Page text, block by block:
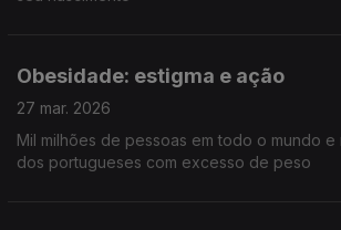
Obesidade: estigma e ação
27 mar. 2026
Mil milhões de pessoas em todo o mundo e
dos portugueses com excesso de peso